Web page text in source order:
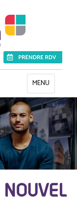
Toggle
navigation
MENU